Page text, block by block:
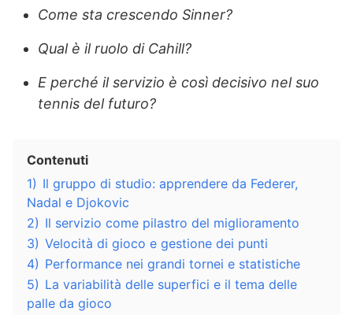
Come sta crescendo Sinner?
Qual è il ruolo di Cahill?
E perché il servizio è così decisivo nel suo
tennis del futuro?
Contenuti
1) Il gruppo di studio: apprendere da Federer,
Nadal e Djokovic
2) Il servizio come pilastro del miglioramento
3) Velocità di gioco e gestione dei punti
4) Performance nei grandi tornei e statistiche
5) La variabilità delle superfici e il tema delle
palle da gioco